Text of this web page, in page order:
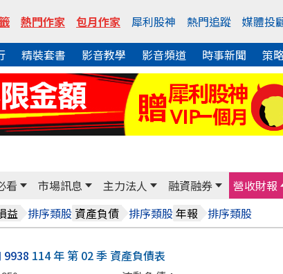
熱門作家 包月作家 犀利股神 熱門追蹤 媒體投
精裝套書 影音教學 影音頻道 時事新聞 策
看 市場訊息 主力法人 融資融券 營收財報
益 排序類股 資產負債 排序類股年報 排序類股
9938 114 年 第 02 季 資產負債表